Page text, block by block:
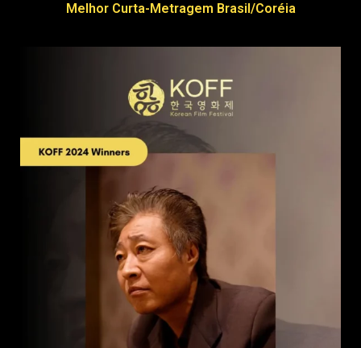
Melhor Curta-Metragem Brasil/Coréia